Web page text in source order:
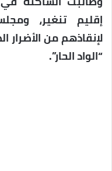
إقليم تنغير،
لإنقاذهم من الأضرار
“الواد الحار”.